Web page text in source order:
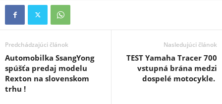
Predchádzajúci článok
Automobilka SsangYong
spúšťa predaj modelu
Rexton na slovenskom
trhu !
Nasledujúci článok
TEST Yamaha Tracer 700
vstupná brána medzi
dospelé motocykle.